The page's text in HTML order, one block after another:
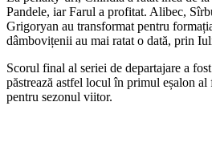
Pandele, iar Farul a profitat. Alibec,
Grigoryan au transformat pentru
dâmbovițenii au mai ratat o dată, prin
Scorul final al seriei de departajare a
păstrează astfel locul în primul eșalon
pentru sezonul viitor.